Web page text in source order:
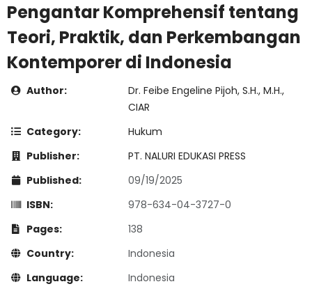
Pengantar Komprehensif tentang
Teori, Praktik, dan Perkembangan
Kontemporer di Indonesia
Author:
Dr. Feibe Engeline Pijoh, S.H., M.H.,
CIAR
Category:
Hukum
Publisher:
PT. NALURI EDUKASI PRESS
Published:
09/19/2025
ISBN:
978-634-04-3727-0
Pages:
138
Country:
Indonesia
Language:
Indonesia